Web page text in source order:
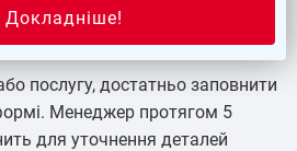
послугу, достатньо заповнити
Менеджер протягом 5
для уточнення деталей